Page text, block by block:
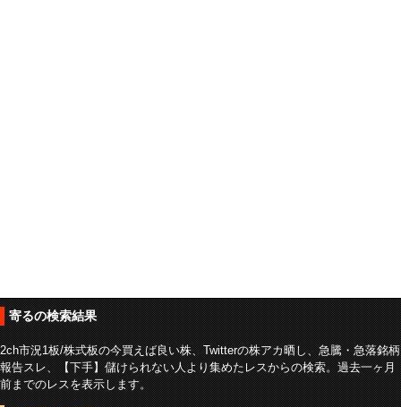
寄るの検索結果
2ch市況1板/株式板の今買えば良い株、Twitterの株アカ晒し、急騰・急落銘柄
報告スレ、【下手】儲けられない人より集めたレスからの検索。過去一ヶ月
前までのレスを表示します。